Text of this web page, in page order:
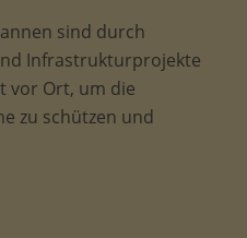
sind durch
Infrastrukturprojekte
vor Ort, um die
zu schützen und